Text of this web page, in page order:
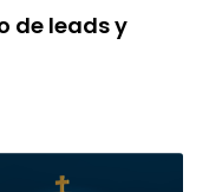
de leads y